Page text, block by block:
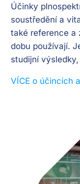
Účinky
soustředění a
také reference a
dobu používají.
studijní
VÍCE o účincích